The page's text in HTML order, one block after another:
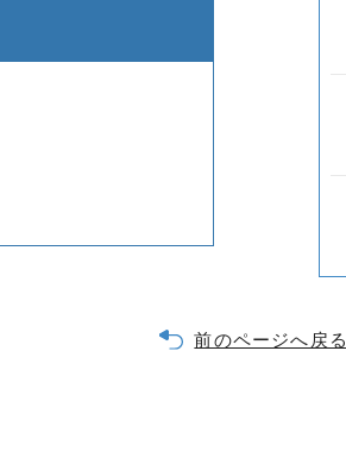
前のページへ戻る